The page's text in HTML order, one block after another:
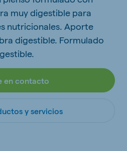
muy digestible para
nutricionales. Aporte
digestible. Formulado
en contacto
y servicios